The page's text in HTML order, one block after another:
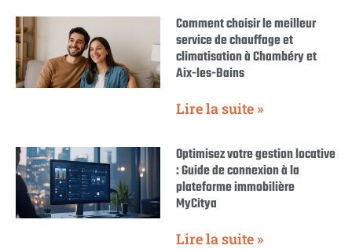
Comment choisir le meilleur
service de chauffage et
climatisation à Chambéry et
Aix-les-Bains
Lire la suite »
Optimisez votre gestion locative
: Guide de connexion à la
plateforme immobilière
MyCitya
Lire la suite »